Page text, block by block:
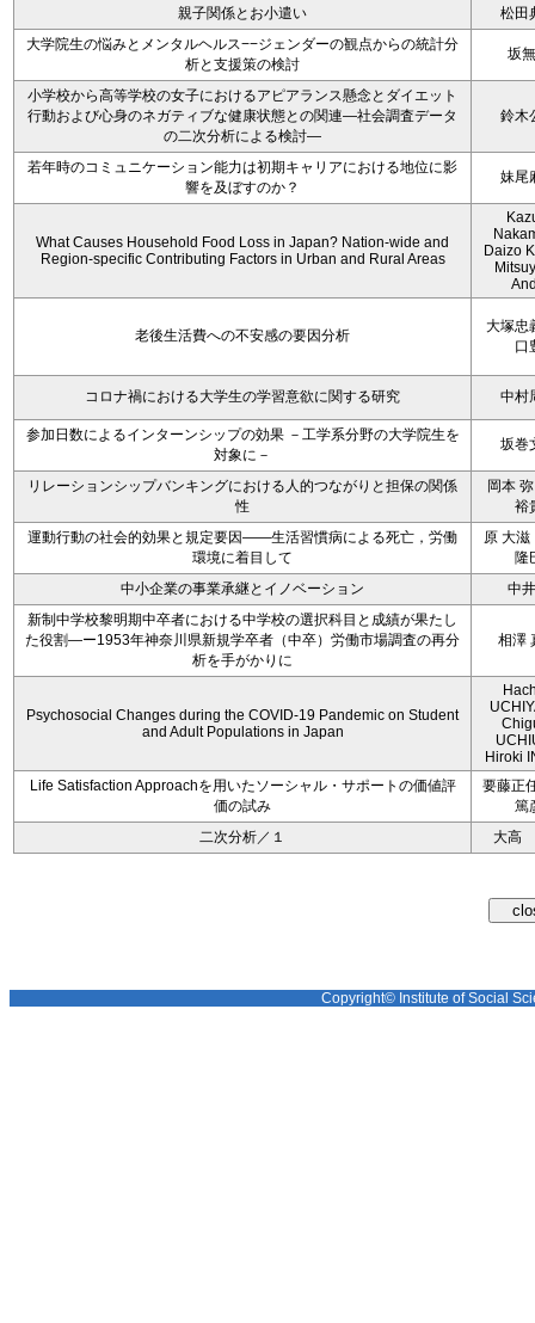
親子関係とお小遣い
松田
大学院生の悩みとメンタルヘルス−−ジェンダーの観点からの統計分
析と支援策の検討
坂
小学校から高等学校の女子におけるアピアランス懸念とダイエット
行動および心身のネガティブな健康状態との関連―社会調査データ
の二次分析による検討―
鈴木
若年時のコミュニケーション能力は初期キャリアにおける地位に影
響を及ぼすのか？
妹尾
What Causes Household Food Loss in Japan? Nation-wide and
Region-specific Contributing Factors in Urban and Rural Areas
Daizo
老後生活費への不安感の要因分析
大塚忠
口
コロナ禍における大学生の学習意欲に関する研究 中村
参加日数によるインターンシップの効果 －工学系分野の大学院生を
対象に－
坂巻
リレーションシップバンキングにおける人的つながりと担保の関係
性
岡本
裕
運動行動の社会的効果と規定要因――生活習慣病による死亡，労働
環境に着目して
原 大滋
隆
中小企業の事業承継とイノベーション
中
新制中学校黎明期中卒者における中学校の選択科目と成績が果たし
た役割―ー1953年神奈川県新規学卒者（中卒）労働市場調査の再分
析を手がかりに
相澤
Psychosocial Changes during the COVID-19 Pandemic on Student
and Adult Populations in Japan
Hiroki
Life Satisfaction Approachを用いたソーシャル・サポートの価値評
価の試み
要藤正
篤
二次分析／１
大高
Copyright© Institute of Social